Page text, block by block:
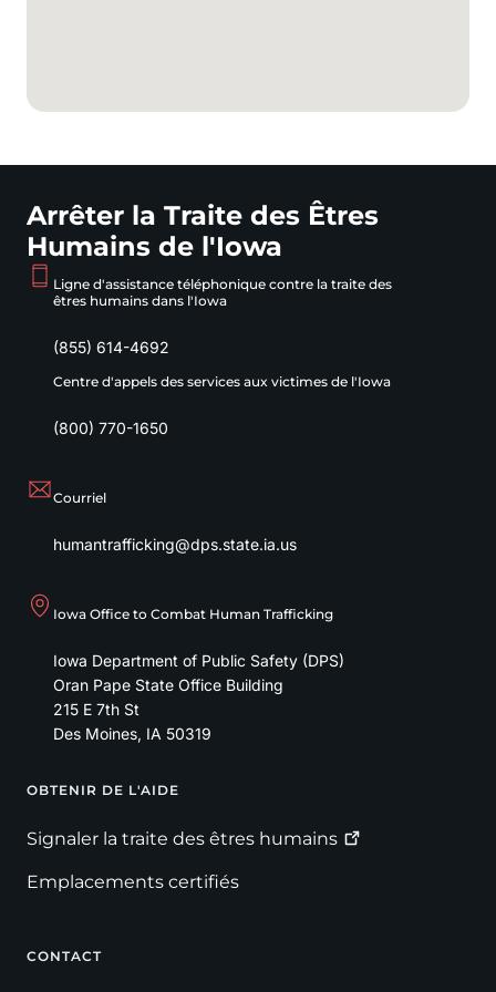
Arrêter la Traite des Êtres
Humains de l'Iowa
Ligne d'assistance téléphonique contre la traite des
êtres humains dans l'Iowa
(855) 614-4692
Centre d'appels des services aux victimes de l'Iowa
(800) 770-1650
Courriel
humantrafficking@dps.state.ia.us
Iowa Office to Combat Human Trafficking
Iowa Department of Public Safety (DPS)
Oran Pape State Office Building
215 E 7th St
Des Moines, IA 50319
Footer
OBTENIR DE L'AIDE
Signaler la traite des êtres humains
Emplacements certifiés
CONTACT